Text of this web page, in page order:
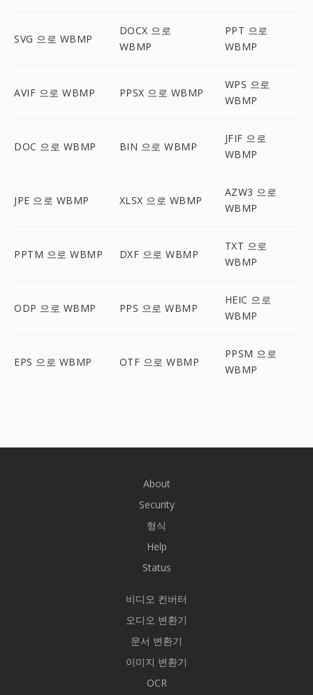
SVG 으로 WBMP
DOCX 으로
WBMP
PPT 으로
WBMP
AVIF 으로 WBMP PPSX 으로 WBMP
WPS 으로
WBMP
DOC 으로 WBMP BIN 으로 WBMP
JFIF 으로
WBMP
JPE 으로 WBMP XLSX 으로 WBMP
AZW3 으로
WBMP
PPTM 으로 WBMP DXF 으로 WBMP
TXT 으로
WBMP
ODP 으로 WBMP PPS 으로 WBMP
HEIC 으로
WBMP
EPS 으로 WBMP OTF 으로 WBMP
PPSM 으로
WBMP
About
Security
형식
Help
Status
비디오 컨버터
오디오 변환기
문서 변환기
이미지 변환기
OCR